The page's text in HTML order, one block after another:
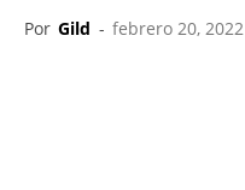
Por Gild - febrero 20, 2022